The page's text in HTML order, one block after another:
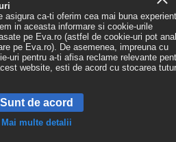
asigura ca-ti oferim cea mai buna
in aceasta informare si cookie-urile
pe Eva.ro (astfel de cookie-uri pot
pe Eva.ro). De asemenea, impreuna cu
uri pentru a-ti afisa reclame relevante
website, esti de acord cu stocarea
Sunt de acord
Mai multe detalii